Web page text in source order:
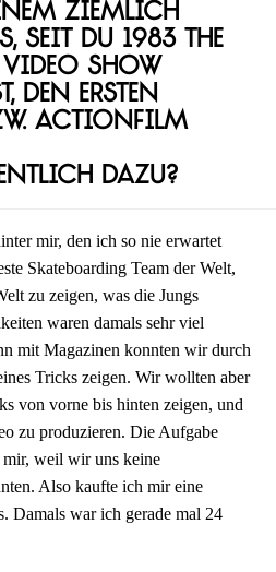
ziemlich
seit du 1983 The
Show
den ersten
Actionfilm
dazu?
mir, den ich so nie erwartet
Skateboarding Team der Welt,
zu zeigen, was die Jungs
waren damals sehr viel
mit Magazinen konnten wir durch
Tricks zeigen. Wir wollten aber
von vorne bis hinten zeigen, und
zu produzieren. Die Aufgabe
mir, weil wir uns keine
Also kaufte ich mir eine
Damals war ich gerade mal 24